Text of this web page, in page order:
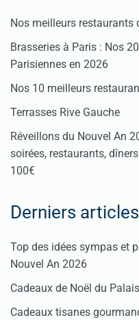
Nos meilleurs restaurants
Brasseries à Paris : Nos
Parisiennes en 2026
Nos 10 meilleurs
Terrasses Rive Gauche
Réveillons du Nouvel An
soirées, restaurants,
100€
Derniers articles
Top des idées sympas et
Nouvel An 2026
Cadeaux de Noël du
Cadeaux tisanes